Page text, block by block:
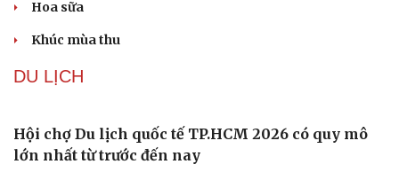
Lâm Đồng lập đơn vị chuyên trách tìm kiếm, quy
tập hài cốt liệt sĩ
Mỹ duy trì sức mạnh tiêm kích F-22 tại Trung Đông
bằng “mạch máu” KC-135
nan chiến lược